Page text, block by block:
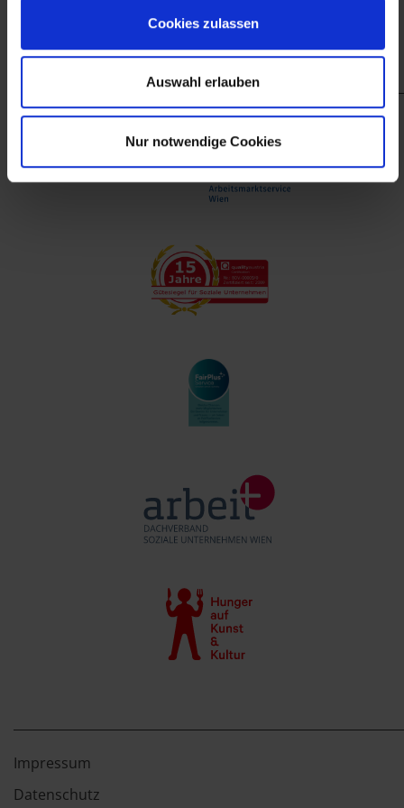
Cookies zulassen
Auswahl erlauben
Nur notwendige Cookies
finanzieller Unterstützung des Arbeitsmarktservice
Wien.
Impressum
Datenschutz